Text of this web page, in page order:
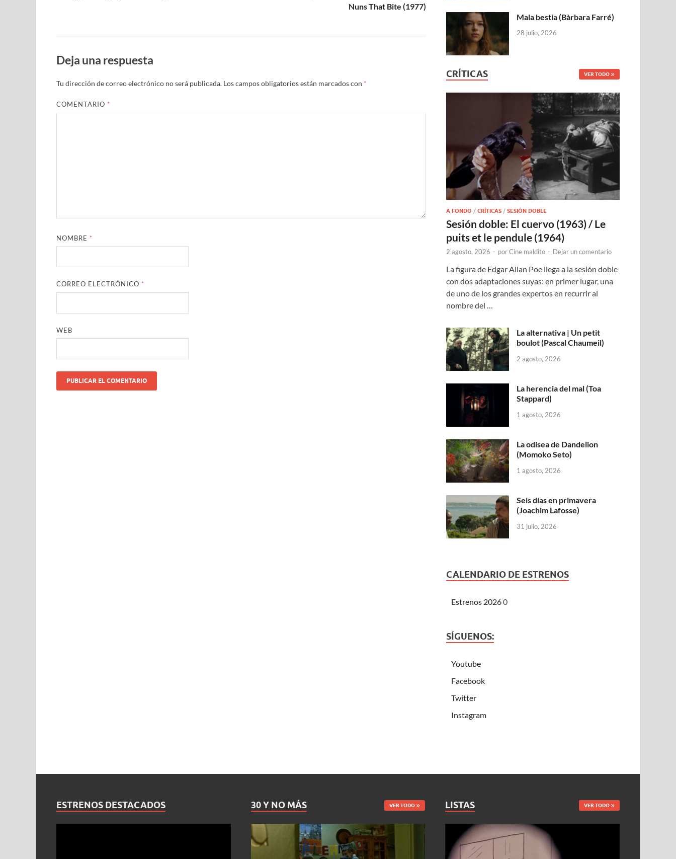
Nuns That Bite (1977)
Deja una respuesta
Tu dirección de correo electrónico no será publicada. Los campos obligatorios están marcados con *
COMENTARIO *
NOMBRE *
CORREO ELECTRÓNICO *
WEB
Mala bestia (Bàrbara Farré)
28 julio, 2026
CRÍTICAS VER TODO
A FONDO /CRÍTICAS /SESIÓN DOBLE
Sesión doble: El cuervo (1963) / Le
puits et le pendule (1964)
2 agosto, 2026 - porCine maldito - Dejar un comentario
La figura de Edgar Allan Poe llega a la sesión doble
con dos adaptaciones suyas: en primer lugar, una
de uno de los grandes expertos en recurrir al
nombre del …
La alternativa | Un petit
boulot (Pascal Chaumeil)
2 agosto, 2026
La herencia del mal (Toa
Stappard)
1 agosto, 2026
La odisea de Dandelion
(Momoko Seto)
1 agosto, 2026
Seis días en primavera
(Joachim Lafosse)
31 julio, 2026
CALENDARIO DE ESTRENOS
Estrenos 20260
SÍGUENOS:
Youtube
Facebook
Twitter
Instagram
ESTRENOS DESTACADOS 30 Y NO MÁS VER TODO LISTAS VER TODO